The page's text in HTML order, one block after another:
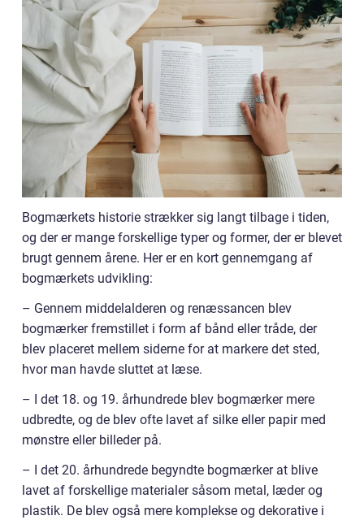
Bogmærkets historie strækker sig langt tilbage i tiden,
og der er mange forskellige typer og former, der er blevet
brugt gennem årene. Her er en kort gennemgang af
bogmærkets udvikling:
– Gennem middelalderen og renæssancen blev
bogmærker fremstillet i form af bånd eller tråde, der
blev placeret mellem siderne for at markere det sted,
hvor man havde sluttet at læse.
– I det 18. og 19. århundrede blev bogmærker mere
udbredte, og de blev ofte lavet af silke eller papir med
mønstre eller billeder på.
– I det 20. århundrede begyndte bogmærker at blive
lavet af forskellige materialer såsom metal, læder og
plastik. De blev også mere komplekse og dekorative i